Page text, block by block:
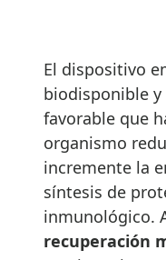
El dispositivo
biodisponible
favorable que
organismo
incremente la
síntesis de
inmunológico.
recuperación